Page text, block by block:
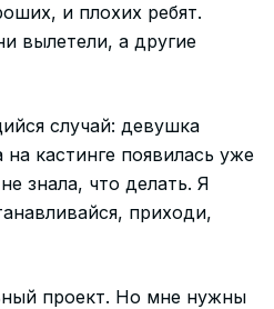
и плохих ребят.
вылетели, а другие
случай: девушка
кастинге появилась уже
знала, что делать. Я
приходи,
проект. Но мне нужны